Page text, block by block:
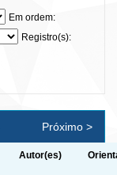
Em ordem:
Registro(s):
Próximo >
Autor(es)